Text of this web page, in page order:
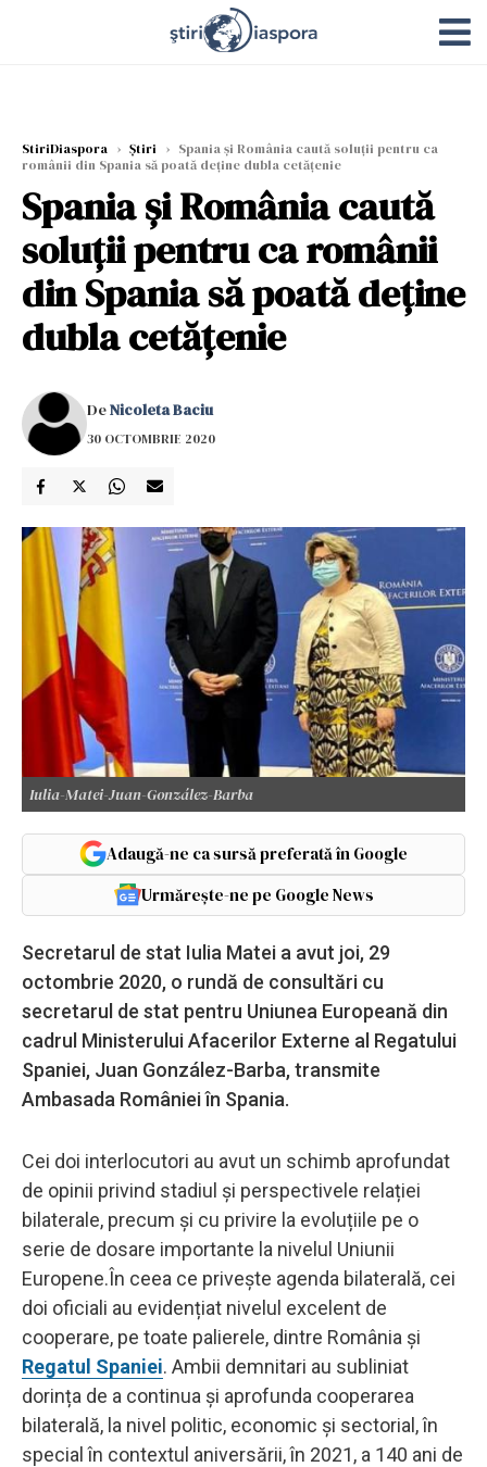
StiriDiaspora › Știri › Spania și România caută soluţii pentru ca
românii din Spania să poată deține dubla cetățenie
Spania și România caută
soluţii pentru ca românii
din Spania să poată deține
dubla cetățenie
DeNicoleta Baciu
30 OCTOMBRIE 2020
Iulia-Matei-Juan-González-Barba
Adaugă-ne ca sursă preferată în Google
Urmărește-ne pe Google News
Secretarul de stat Iulia Matei a avut joi, 29
octombrie 2020, o rundă de consultări cu
secretarul de stat pentru Uniunea Europeană din
cadrul Ministerului Afacerilor Externe al Regatului
Spaniei, Juan González-Barba, transmite
Ambasada României în Spania.
Cei doi interlocutori au avut un schimb aprofundat
de opinii privind stadiul și perspectivele relației
bilaterale, precum și cu privire la evoluțiile pe o
serie de dosare importante la nivelul Uniunii
Europene.În ceea ce privește agenda bilaterală, cei
doi oficiali au evidențiat nivelul excelent de
cooperare, pe toate palierele, dintre România și
Regatul Spaniei. Ambii demnitari au subliniat
dorința de a continua și aprofunda cooperarea
bilaterală, la nivel politic, economic și sectorial, în
special în contextul aniversării, în 2021, a 140 ani de